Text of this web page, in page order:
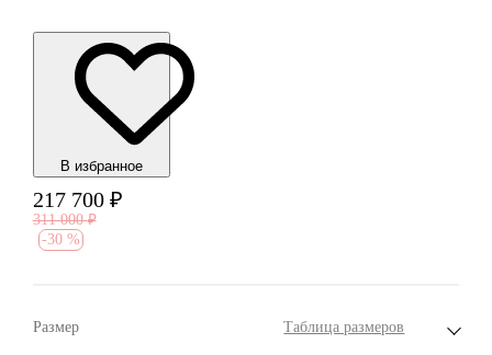
В избранноe
217 700 ₽
311 000 ₽
-30 %
Размер Таблица размеров